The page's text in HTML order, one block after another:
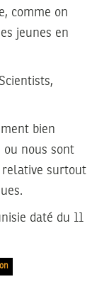
comme on
jeunes en
bien
ou nous sont
relative surtout
daté du 11